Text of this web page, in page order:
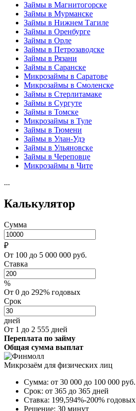
Займы в Магнитогорске
Займы в Мурманске
Займы в Нижнем Тагиле
Займы в Оренбурге
Займы в Орле
Займы в Петрозаводске
Займы в Рязани
Займы в Саранске
Микрозаймы в Саратове
Микрозаймы в Смоленске
Займы в Стерлитамаке
Займы в Сургуте
Займы в Томске
Микрозаймы в Туле
Займы в Тюмени
Займы в Улан-Удэ
Займы в Ульяновске
Займы в Череповце
Микрозаймы в Чите
...
Калькулятор
Сумма
₽
От 100 до 5 000 000 руб.
Ставка
%
От 0 до 292% годовых
Срок
дней
От 1 до 2 555 дней
Переплата по займу
Общая сумма выплат
Микрозаём для физических лиц
Сумма: от 30 000 до 100 000 руб.
Срок: от 365 до 365 дней
Ставка: 199,594%-200% годовых
Решение: 30 минут